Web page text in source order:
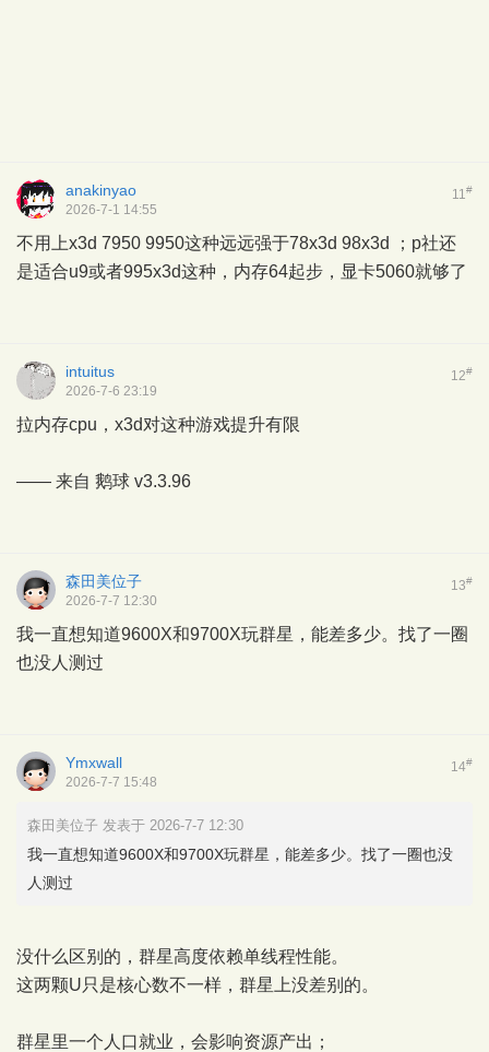
11#
anakinyao
2026-7-1 14:55
不用上x3d 7950 9950这种远远强于78x3d 98x3d ；p社还
是适合u9或者995x3d这种，内存64起步，显卡5060就够了
12#
intuitus
2026-7-6 23:19
拉内存cpu，x3d对这种游戏提升有限
—— 来自 鹅球 v3.3.96
13#
森田美位子
2026-7-7 12:30
我一直想知道9600X和9700X玩群星，能差多少。找了一圈
也没人测过
14#
Ymxwall
2026-7-7 15:48
森田美位子 发表于 2026-7-7 12:30
我一直想知道9600X和9700X玩群星，能差多少。找了一圈也没
人测过
没什么区别的，群星高度依赖单线程性能。
这两颗U只是核心数不一样，群星上没差别的。
群星里一个人口就业，会影响资源产出；